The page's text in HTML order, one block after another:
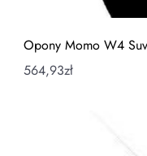
Opony Momo W4
564,93zł